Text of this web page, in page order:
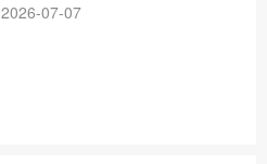
2026-07-07